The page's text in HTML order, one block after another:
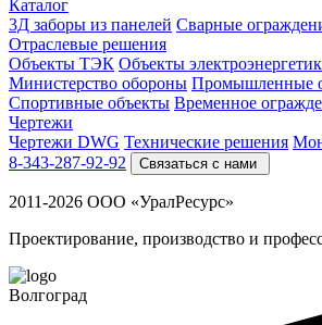
Каталог
3Д заборы из панелей Сварные
Отраслевые решения
Объекты ТЭК Объекты
Министерство обороны Промышленные
Спортивные объекты Временное
Чертежи
Чертежи DWG Технические решения
8-343-287-92-92
Связаться с нами
2011-2026 ООО «УралРесурс»
Проектирование, производство и
Волгоград